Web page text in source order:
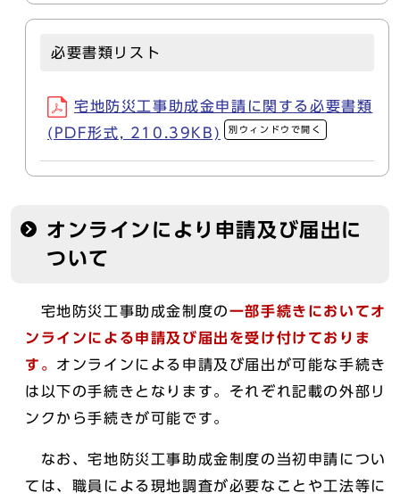
必要書類リスト
宅地防災工事助成金申請に関する必要書類
(PDF形式, 210.39KB)
別ウィンドウで開く
オンラインにより申請及び届出に
ついて
宅地防災工事助成金制度の一部手続きにおいてオ
ンラインによる申請及び届出を受け付けておりま
す。 オンラインによる申請及び届出が可能な手続き
は以下の手続きとなります。それぞれ記載の外部リ
ンクから手続きが可能です。
なお、宅地防災工事助成金制度の当初申請につい
ては、職員による現地調査が必要なことや工法等に